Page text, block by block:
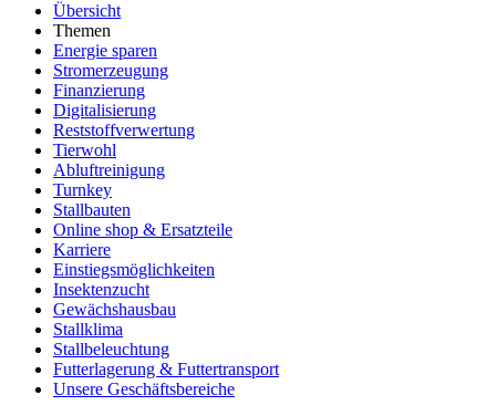
Übersicht
Themen
Energie sparen
Stromerzeugung
Finanzierung
Digitalisierung
Reststoffverwertung
Tierwohl
Abluftreinigung
Turnkey
Stallbauten
Online shop & Ersatzteile
Karriere
Einstiegsmöglichkeiten
Insektenzucht
Gewächshausbau
Stallklima
Stallbeleuchtung
Futterlagerung & Futtertransport
Unsere Geschäftsbereiche